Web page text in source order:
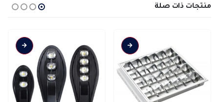
منتجات ذات صلة